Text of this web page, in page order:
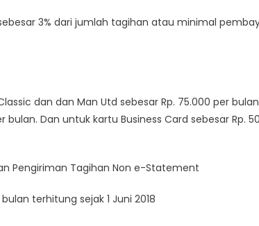
3% dari jumlah tagihan atau minimal
dan dan Man Utd sebesar Rp. 75.000 per
bulan. Dan untuk kartu Business Card sebesar Rp.
Pengiriman Tagihan Non e-Statement
terhitung sejak 1 Juni 2018